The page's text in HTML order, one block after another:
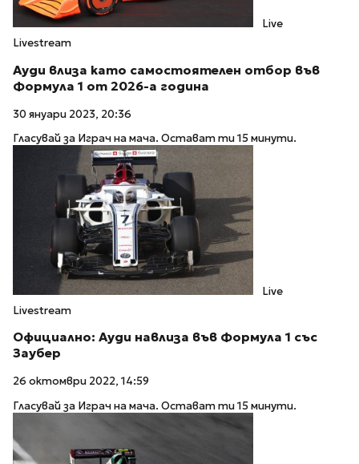
Live
Livestream
Ауди влиза като самостоятелен отбор във
Формула 1 от 2026-а година
30 януари 2023, 20:36
Гласувай за Играч на мача. Остават ти 15 минути.
Live
Livestream
Официално: Ауди навлиза във Формула 1 със
Заубер
26 октомври 2022, 14:59
Гласувай за Играч на мача. Остават ти 15 минути.